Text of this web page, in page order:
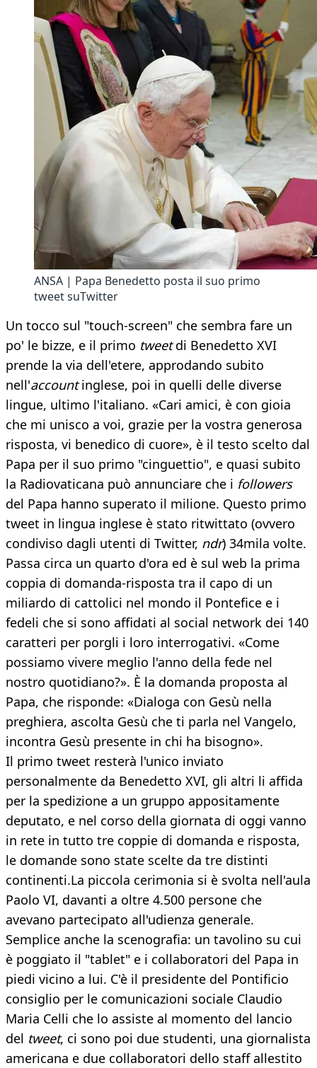
ANSA | Papa Benedetto posta il suo primo
tweet suTwitter
Un tocco sul "touch-screen" che sembra fare un
po' le bizze, e il primo tweetdi Benedetto XVI
prende la via dell'etere, approdando subito
nell'accountinglese, poi in quelli delle diverse
lingue, ultimo l'italiano. «Cari amici, è con gioia
che mi unisco a voi, grazie per la vostra generosa
risposta, vi benedico di cuore», è il testo scelto dal
Papa per il suo primo "cinguettio", e quasi subito
la Radiovaticana può annunciare che i followers
del Papa hanno superato il milione. Questo primo
tweet in lingua inglese è stato ritwittato (ovvero
condiviso dagli utenti di Twitter, ndr) 34mila volte.
Passa circa un quarto d'ora ed è sul web la prima
coppia di domanda-risposta tra il capo di un
miliardo di cattolici nel mondo il Pontefice e i
fedeli che si sono affidati al social network dei 140
caratteri per porgli i loro interrogativi. «Come
possiamo vivere meglio l'anno della fede nel
nostro quotidiano?». È la domanda proposta al
Papa, che risponde: «Dialoga con Gesù nella
preghiera, ascolta Gesù che ti parla nel Vangelo,
incontra Gesù presente in chi ha bisogno».
Il primo tweet resterà l'unico inviato
personalmente da Benedetto XVI, gli altri li affida
per la spedizione a un gruppo appositamente
deputato, e nel corso della giornata di oggi vanno
in rete in tutto tre coppie di domanda e risposta,
le domande sono state scelte da tre distinti
continenti.La piccola cerimonia si è svolta nell'aula
Paolo VI, davanti a oltre 4.500 persone che
avevano partecipato all'udienza generale.
Semplice anche la scenografia: un tavolino su cui
è poggiato il "tablet" e i collaboratori del Papa in
piedi vicino a lui. C'è il presidente del Pontificio
consiglio per le comunicazioni sociale Claudio
Maria Celli che lo assiste al momento del lancio
del tweet, ci sono poi due studenti, una giornalista
americana e due collaboratori dello staff allestito